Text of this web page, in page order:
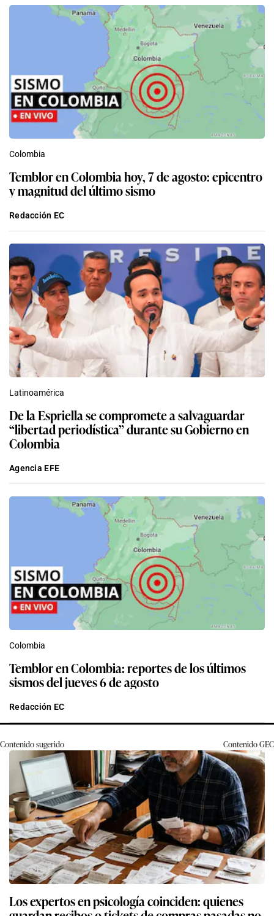
Colombia
Temblor en Colombia hoy, 7 de agosto: epicentro
y magnitud del último sismo
Redacción EC
Latinoamérica
De la Espriella se compromete a salvaguardar
“libertad periodística” durante su Gobierno en
Colombia
Agencia EFE
Colombia
Temblor en Colombia: reportes de los últimos
sismos del jueves 6 de agosto
Redacción EC
Contenido sugerido ContenidoGEC
Los expertos en psicología coinciden: quienes